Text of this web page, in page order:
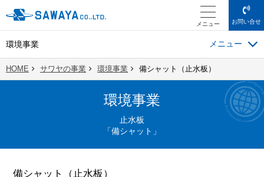
メニュー お問い合せ
環境事業
HOME サワヤの事業 環境事業 備シャット（止水板）
環境事業
止水板
「備シャット」
備シャット（止水板）